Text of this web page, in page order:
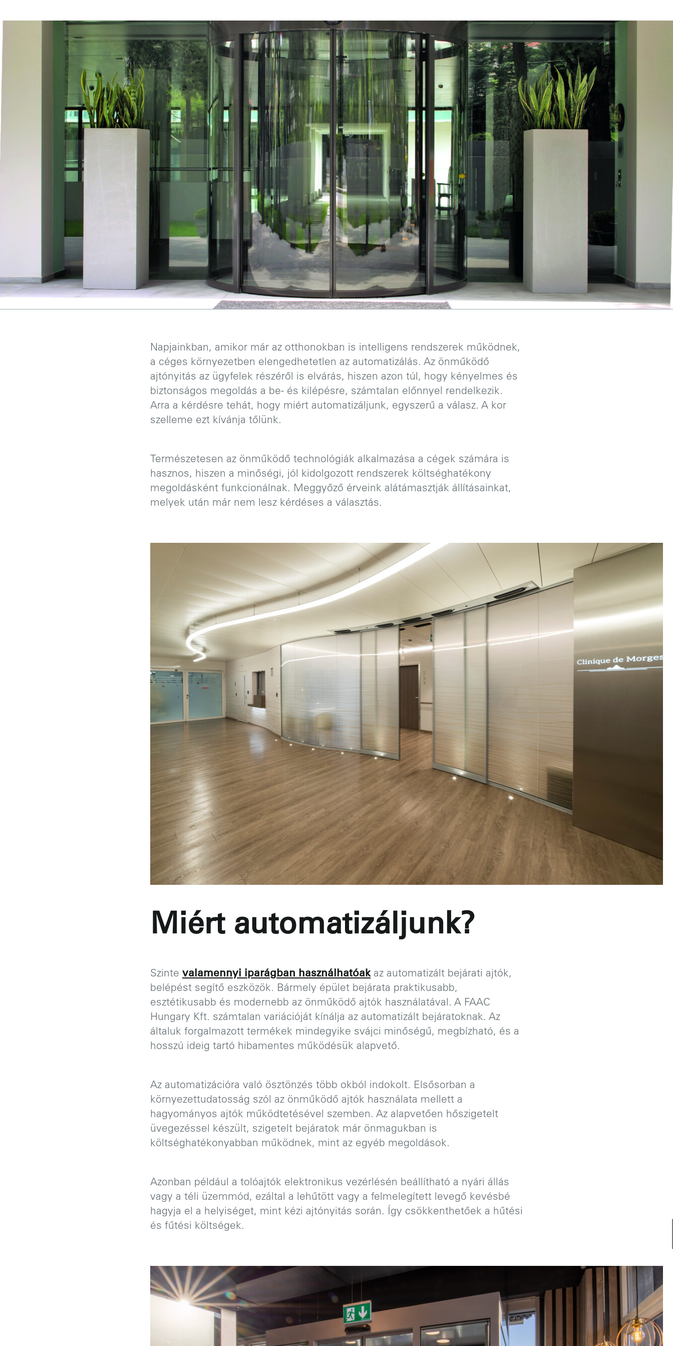
Napjainkban, amikor már az otthonokban is intelligens rendszerek működnek,
a céges környezetben elengedhetetlen az automatizálás. Az önműködő
ajtónyitás az ügyfelek részéről is elvárás, hiszen azon túl, hogy kényelmes és
biztonságos megoldás a be- és kilépésre, számtalan előnnyel rendelkezik.
Arra a kérdésre tehát, hogy miért automatizáljunk, egyszerű a válasz. A kor
szelleme ezt kívánja tőlünk.
Természetesen az önműködő technológiák alkalmazása a cégek számára is
hasznos, hiszen a minőségi, jól kidolgozott rendszerek költséghatékony
megoldásként funkcionálnak. Meggyőző érveink alátámasztják állításainkat,
melyek után már nem lesz kérdéses a választás.
Miért automatizáljunk?
Szinte valamennyi iparágban használhatóakaz automatizált bejárati ajtók,
belépést segítő eszközök. Bármely épület bejárata praktikusabb,
esztétikusabb és modernebb az önműködő ajtók használatával. A FAAC
Hungary Kft. számtalan variációját kínálja az automatizált bejáratoknak. Az
általuk forgalmazott termékek mindegyike svájci minőségű, megbízható, és a
hosszú ideig tartó hibamentes működésük alapvető.
Az automatizációra való ösztönzés több okból indokolt. Elsősorban a
környezettudatosság szól az önműködő ajtók használata mellett a
hagyományos ajtók működtetésével szemben. Az alapvetően hőszigetelt
üvegezéssel készült, szigetelt bejáratok már önmagukban is
költséghatékonyabban működnek, mint az egyéb megoldások.
Azonban például a tolóajtók elektronikus vezérlésén beállítható a nyári állás
vagy a téli üzemmód, ezáltal a lehűtött vagy a felmelegített levegő kevésbé
hagyja el a helyiséget, mint kézi ajtónyitás során. Így csökkenthetőek a hűtési
és fűtési költségek.